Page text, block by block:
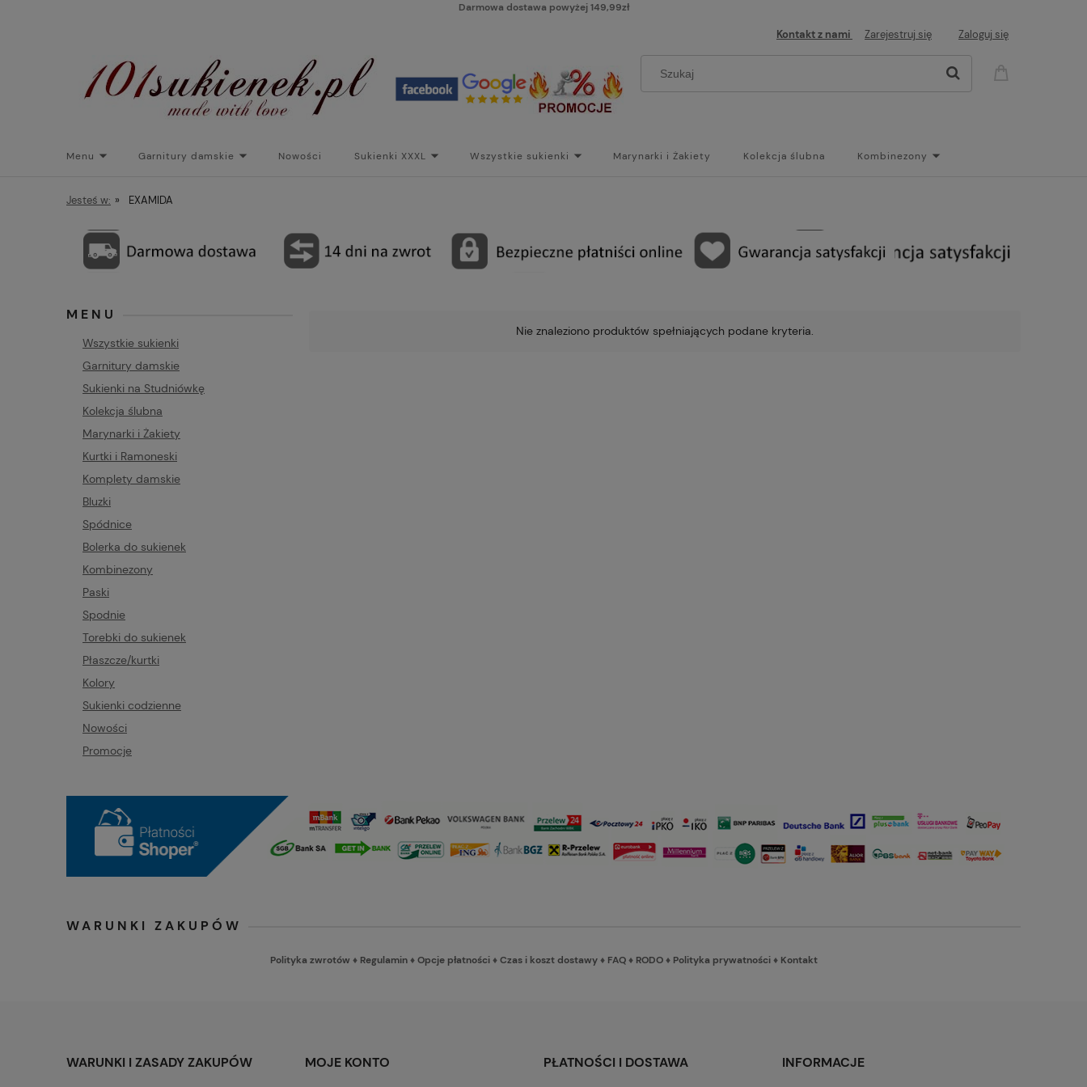
Darmowa dostawa powyżej 149,99zł
Kontakt z nami Zarejestruj się Zaloguj się
Menu Garnitury damskie Nowości Sukienki XXXL Wszystkie sukienki Marynarki i Żakiety Kolekcja ślubna Kombinezony
Torebki do sukienek
Jesteś w: » EXAMIDA
MENU
Wszystkie sukienki
Garnitury damskie
Sukienki na Studniówkę
Kolekcja ślubna
Marynarki i Żakiety
Kurtki i Ramoneski
Komplety damskie
Bluzki
Spódnice
Bolerka do sukienek
Kombinezony
Paski
Spodnie
Torebki do sukienek
Płaszcze/kurtki
Kolory
Sukienki codzienne
Nowości
Promocje
Nie znaleziono produktów spełniających podane kryteria.
WARUNKI ZAKUPÓW
Polityka zwrotów ♦ Regulamin♦Opcje płatności♦Czas i koszt dostawy♦ FAQ♦ RODO♦ Polityka prywatności♦ Kontakt
WARUNKI I ZASADY ZAKUPÓW MOJE KONTO PŁATNOŚCI I DOSTAWA INFORMACJE